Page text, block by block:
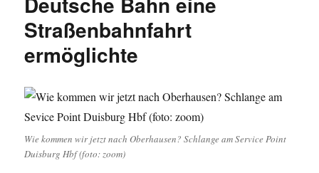
Wien
1994
Straßenbahnfahrt
ermöglichte
Wie kommen wir jetzt nach Oberhausen? Schlange am Service Point
Duisburg Hbf (foto: zoom)